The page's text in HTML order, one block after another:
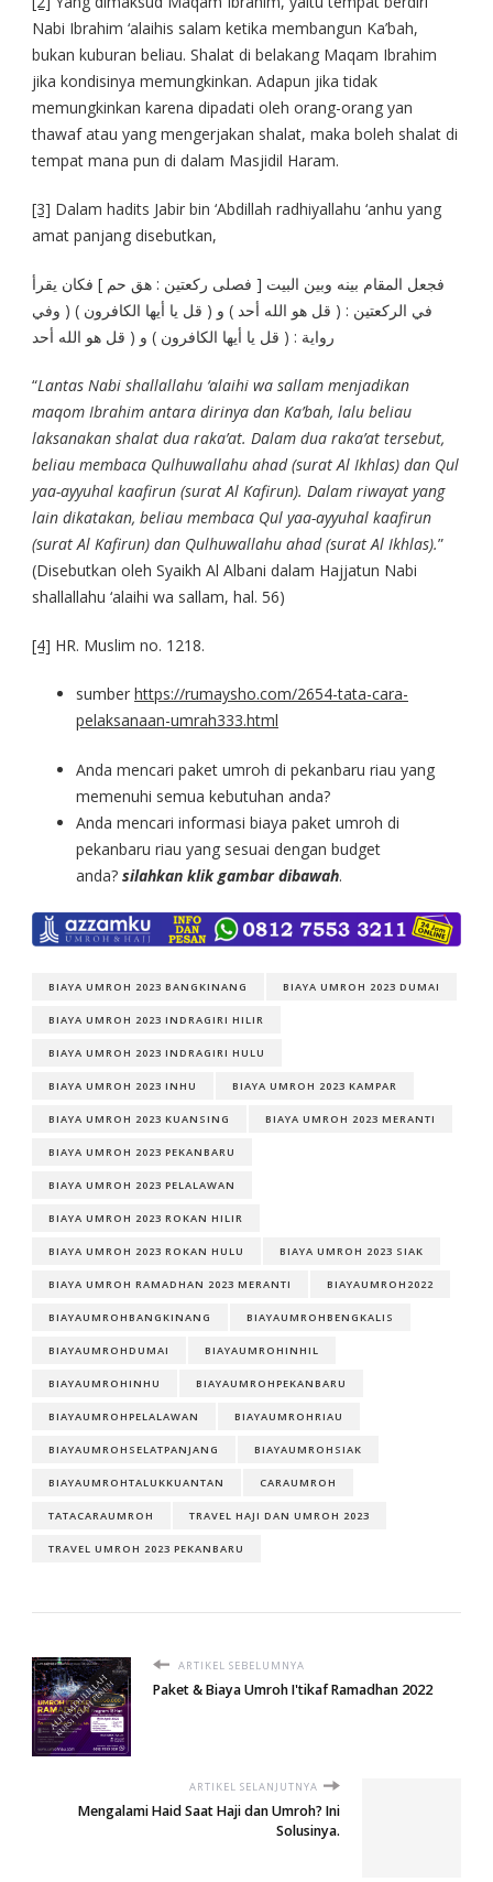
Nabi Ibrahim ‘alaihis salam ketika membangun Ka’bah,
bukan kuburan beliau. Shalat di belakang Maqam Ibrahim
jika kondisinya memungkinkan. Adapun jika tidak
memungkinkan karena dipadati oleh orang-orang yan
thawaf atau yang mengerjakan shalat, maka boleh shalat di
tempat mana pun di dalam Masjidil Haram.
[3] Dalam hadits Jabir bin ‘Abdillah radhiyallahu ‘anhu yang
amat panjang disebutkan,
فجعل المقام بينه وبين البيت [ فصلى ركعتين : هق حم ] فكان يقرأ
في الركعتين : ( قل هو الله أحد ) و ( قل يا أيها الكافرون ) ( وفي
رواية : ( قل يا أيها الكافرون ) و ( قل هو الله أحد
“Lantas Nabi shallallahu ‘alaihi wa sallam menjadikan
maqom Ibrahim antara dirinya dan Ka’bah, lalu beliau
laksanakan shalat dua raka’at. Dalam dua raka’at tersebut,
beliau membaca Qulhuwallahu ahad (surat Al Ikhlas) dan Qul
yaa-ayyuhal kaafirun (surat Al Kafirun). Dalam riwayat yang
lain dikatakan, beliau membaca Qul yaa-ayyuhal kaafirun
(surat Al Kafirun) dan Qulhuwallahu ahad (surat Al Ikhlas).”
(Disebutkan oleh Syaikh Al Albani dalam Hajjatun Nabi
shallallahu ‘alaihi wa sallam, hal. 56)
[4] HR. Muslim no. 1218.
sumber https://rumaysho.com/2654-tata-cara-
pelaksanaan-umrah333.html
Anda mencari paket umroh di pekanbaru riau yang
memenuhi semua kebutuhan anda?
Anda mencari informasi biaya paket umroh di
pekanbaru riau yang sesuai dengan budget
anda? silahkan klik gambar dibawah.
BIAYA UMROH 2023 BANGKINANG BIAYA UMROH 2023 DUMAI
BIAYA UMROH 2023 INDRAGIRI HILIR
BIAYA UMROH 2023 INDRAGIRI HULU
BIAYA UMROH 2023 INHU BIAYA UMROH 2023 KAMPAR
BIAYA UMROH 2023 KUANSING BIAYA UMROH 2023 MERANTI
BIAYA UMROH 2023 PEKANBARU
BIAYA UMROH 2023 PELALAWAN
BIAYA UMROH 2023 ROKAN HILIR
BIAYA UMROH 2023 ROKAN HULU BIAYA UMROH 2023 SIAK
BIAYA UMROH RAMADHAN 2023 MERANTI BIAYAUMROH2022
BIAYAUMROHBANGKINANG BIAYAUMROHBENGKALIS
BIAYAUMROHDUMAI BIAYAUMROHINHIL
BIAYAUMROHINHU BIAYAUMROHPEKANBARU
BIAYAUMROHPELALAWAN BIAYAUMROHRIAU
BIAYAUMROHSELATPANJANG BIAYAUMROHSIAK
BIAYAUMROHTALUKKUANTAN CARAUMROH
TATACARAUMROH TRAVEL HAJI DAN UMROH 2023
TRAVEL UMROH 2023 PEKANBARU
ARTIKEL SEBELUMNYA
Paket & Biaya Umroh I'tikaf Ramadhan 2022
ARTIKEL SELANJUTNYA
Mengalami Haid Saat Haji dan Umroh? Ini
Solusinya.